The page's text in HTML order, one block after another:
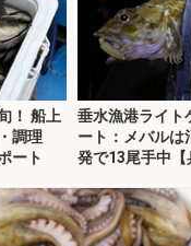
！ 船上
調理
ート
垂水漁港ライト
ート：メバルは
発で13尾手中【